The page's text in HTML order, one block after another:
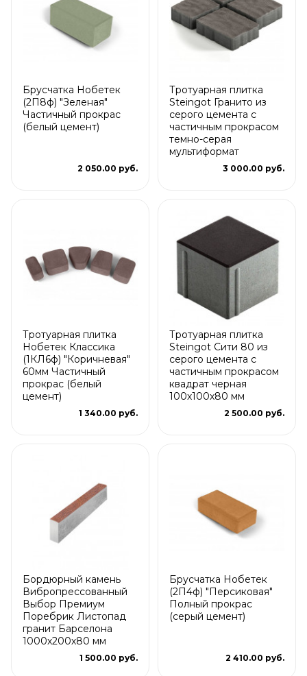
Брусчатка Нобетек
(2П8ф) "Зеленая"
Частичный прокрас
(белый цемент)
2 050.00 руб.
Тротуарная плитка
Steingot Гранито из
серого цемента с
частичным прокрасом
темно-серая
мультиформат
3 000.00 руб.
Тротуарная плитка
Нобетек Классика
(1КЛ6ф) "Коричневая"
60мм Частичный
прокрас (белый
цемент)
1 340.00 руб.
Тротуарная плитка
Steingot Сити 80 из
серого цемента с
частичным прокрасом
квадрат черная
100х100х80 мм
2 500.00 руб.
Бордюрный камень
Вибропрессованный
Выбор Премиум
Поребрик Листопад
гранит Барселона
1000х200х80 мм
1 500.00 руб.
Брусчатка Нобетек
(2П4ф) "Персиковая"
Полный прокрас
(серый цемент)
2 410.00 руб.